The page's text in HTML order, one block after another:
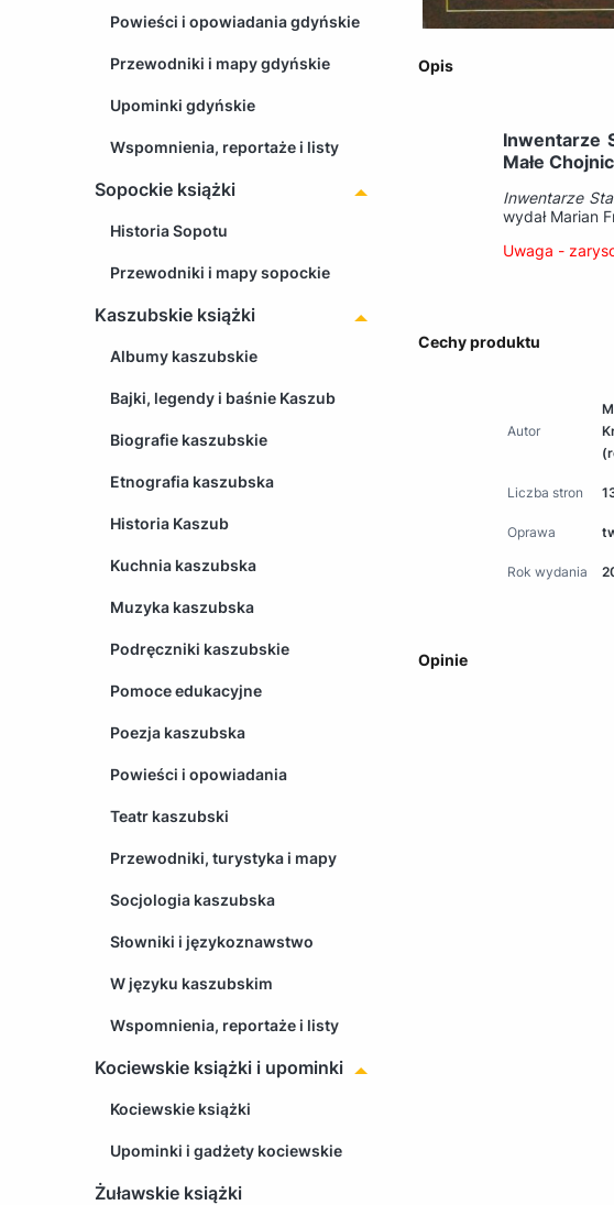
Powieści i opowiadania gdyńskie
Przewodniki i mapy gdyńskie
Upominki gdyńskie
Wspomnienia, reportaże i listy
Sopockie książki
Historia Sopotu
Przewodniki i mapy sopockie
Kaszubskie książki
Albumy kaszubskie
Bajki, legendy i baśnie Kaszub
Biografie kaszubskie
Etnografia kaszubska
Historia Kaszub
Kuchnia kaszubska
Muzyka kaszubska
Podręczniki kaszubskie
Pomoce edukacyjne
Poezja kaszubska
Powieści i opowiadania
Teatr kaszubski
Przewodniki, turystyka i mapy
Socjologia kaszubska
Słowniki i językoznawstwo
W języku kaszubskim
Wspomnienia, reportaże i listy
Kociewskie książki i upominki
Kociewskie książki
Upominki i gadżety kociewskie
Żuławskie książki
Opis
Inwentarze
Małe
Inwentarze
wydał Marian
Uwaga -
Cechy produktu
Autor
Liczba stron
Oprawa
Rok wydania
Opinie